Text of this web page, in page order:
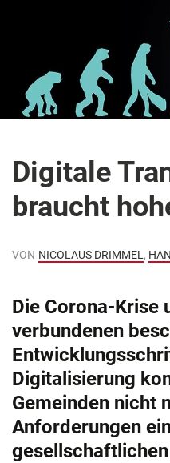
Digitale
braucht
VON NICOLAUS DRIMMEL ,
Die Corona-Krise
verbundenen
Digitalisierung
Gemeinden nicht
Anforderungen